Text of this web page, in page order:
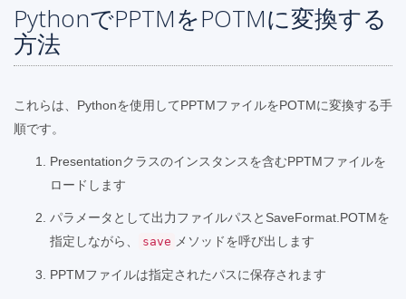
PythonでPPTMをPOTMに変換する
方法
これらは、Pythonを使用してPPTMファイルをPOTMに変換する手
順です。
Presentationクラスのインスタンスを含むPPTMファイルを
ロードします
パラメータとして出力ファイルパスとSaveFormat.POTMを
指定しながら、
save メソッドを呼び出します
PPTMファイルは指定されたパスに保存されます